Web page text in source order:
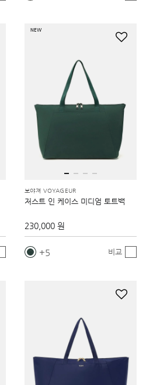
NEW
보야져 VOYAGEUR
저스트 인 케이스 미디엄 토트백
230,000 원
5 비교